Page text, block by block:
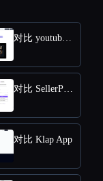
对比 youtube video downloader
对比 SellerPic AI
对比 Klap App